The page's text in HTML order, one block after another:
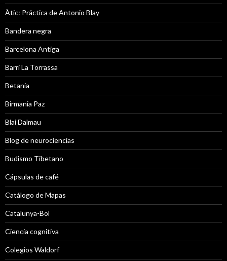
Àtic: Práctica de Antonio Blay
Bandera negra
Barcelona Antiga
Barri La Torrassa
Betania
Birmania Paz
Blai Dalmau
Blog de neurociencias
Budismo Tibetano
Cápsulas de café
Catálogo de Mapas
Catalunya-Bol
Ciencia cognitiva
Colegios Waldorf